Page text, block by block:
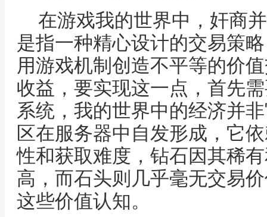
在游戏我的世界中，奸商
是指一种精心设计的交易策
用游戏机制创造不平等的价
收益，要实现这一点，首先
系统，我的世界中的经济并
区在服务器中自发形成，它
性和获取难度，钻石因其稀
高，而石头则几乎毫无交易
这些价值认知。